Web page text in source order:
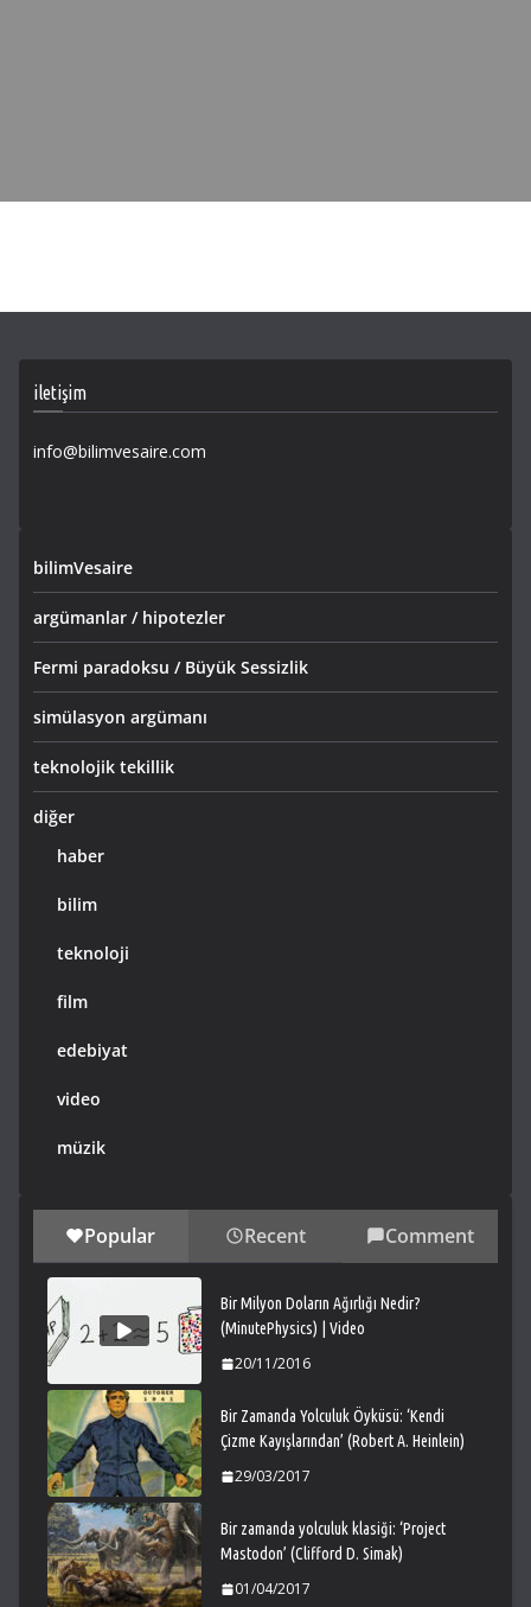
iletişim
info@bilimvesaire.com
bilimVesaire
argümanlar / hipotezler
Fermi paradoksu / Büyük Sessizlik
simülasyon argümanı
teknolojik tekillik
diğer
haber
bilim
teknoloji
film
edebiyat
video
müzik
Popular Recent Comment
Bir Milyon Doların Ağırlığı Nedir?
(MinutePhysics) | Video
20/11/2016
Bir Zamanda Yolculuk Öyküsü: ‘Kendi
Çizme Kayışlarından’ (Robert A. Heinlein)
29/03/2017
Bir zamanda yolculuk klasiği: ‘Project
Mastodon’ (Clifford D. Simak)
01/04/2017